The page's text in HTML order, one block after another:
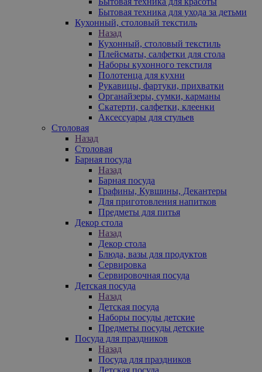
Бытовая техника для ухода за детьми
Кухонный, столовый текстиль
Назад
Кухонный, столовый текстиль
Плейсматы, салфетки для стола
Наборы кухонного текстиля
Полотенца для кухни
Рукавицы, фартуки, прихватки
Органайзеры, сумки, карманы
Скатерти, салфетки, клеенки
Аксессуары для стульев
Столовая
Назад
Столовая
Барная посуда
Назад
Барная посуда
Графины, Кувшины, Декантеры
Для приготовления напитков
Предметы для питья
Декор стола
Назад
Декор стола
Блюда, вазы для продуктов
Сервировка
Сервировочная посуда
Детская посуда
Назад
Детская посуда
Наборы посуды детские
Предметы посуды детские
Посуда для праздников
Назад
Посуда для праздников
Детская посуда